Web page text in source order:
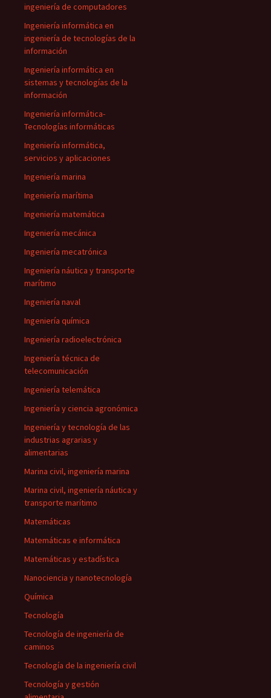
ingeniería de computadores
Ingeniería informática en
ingeniería de tecnologías de la
información
Ingeniería informática en
sistemas y tecnologías de la
información
Ingeniería informática-
Tecnologías informáticas
Ingeniería informática,
servicios y aplicaciones
Ingeniería marina
Ingeniería marítima
Ingeniería matemática
Ingeniería mecánica
Ingeniería mecatrónica
Ingeniería náutica y transporte
marítimo
Ingeniería naval
Ingeniería química
Ingeniería radioelectrónica
Ingeniería técnica de
telecomunicación
Ingeniería telemática
Ingeniería y ciencia agronómica
Ingeniería y tecnología de las
industrias agrarias y
alimentarias
Marina civil, ingeniería marina
Marina civil, ingeniería náutica y
transporte marítimo
Matemáticas
Matemáticas e informática
Matemáticas y estadística
Nanociencia y nanotecnología
Química
Tecnología
Tecnología de ingeniería de
caminos
Tecnología de la ingeniería civil
Tecnología y gestión